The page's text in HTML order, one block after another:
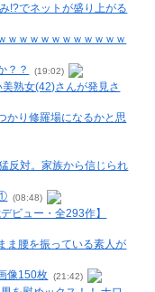
!?でネットが盛り上がる
ｗｗｗｗｗｗｗｗｗｗｗ
？？ (19:02)
熟女(42)さんが発見さ
かり修羅場になるかと思
反対。家族から信じられ
(08:48)
ビュー・全293作】
ま腰を振っている素人が
像150枚 (21:42)